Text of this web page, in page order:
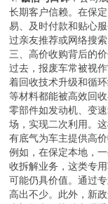
长期客户信赖。在保
易、及时付款和贴心
过亲友推荐或网络搜索
三、高价收购背后的
过去，报废车常被视
着回收技术升级和循
等材料都能被高效回
零部件如发动机、变
场，实现二次利用。
有底气为车主提供高价
例如，在保定本地，
收拆解业务，这类专
可能仍具价值。通过
高出不少。此外，新